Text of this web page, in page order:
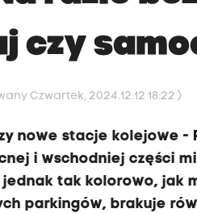
czy
Czwartek, 2024.12.12 18:22 )
nowe stacje kolejowe -
i wschodniej części
tak kolorowo, jak
parkingów, brakuje